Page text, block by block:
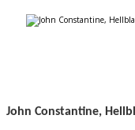
John Constantine,